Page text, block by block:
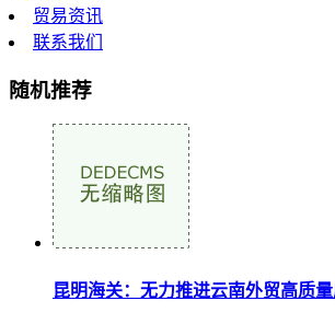
贸易资讯
联系我们
随机推荐
昆明海关：无力推进云南外贸高质